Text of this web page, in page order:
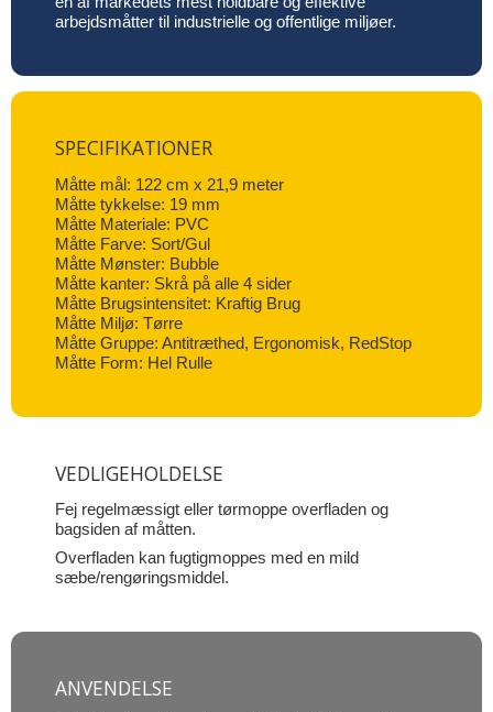
arbejdsmåtter til industrielle og offentlige miljøer.
SPECIFIKATIONER
Måtte mål: 122 cm x 21,9 meter
Måtte tykkelse: 19 mm
Måtte Materiale: PVC
Måtte Farve: Sort/Gul
Måtte Mønster: Bubble
Måtte kanter: Skrå på alle 4 sider
Måtte Brugsintensitet: Kraftig Brug
Måtte Miljø: Tørre
Måtte Gruppe: Antitræthed, Ergonomisk, RedStop
Måtte Form: Hel Rulle
VEDLIGEHOLDELSE
Fej regelmæssigt eller tørmoppe overfladen og
bagsiden af måtten.
Overfladen kan fugtigmoppes med en mild
sæbe/rengøringsmiddel.
ANVENDELSE